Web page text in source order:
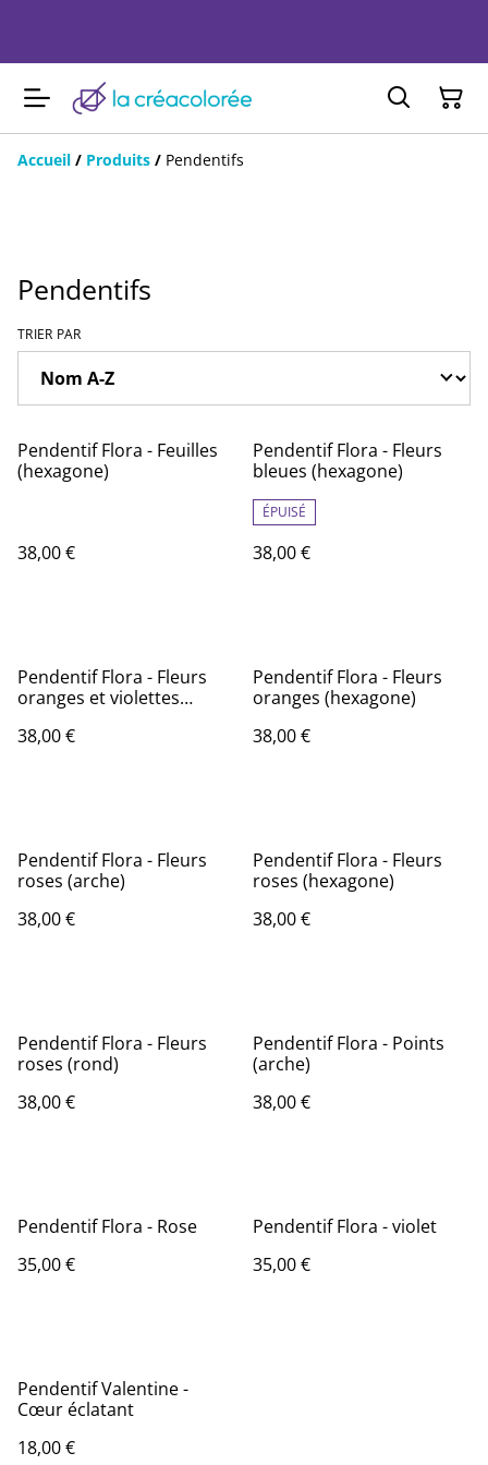
Accueil / Produits / Pendentifs
Pendentifs
TRIER PAR
Pendentif Flora - Feuilles
(hexagone)
38,00 €
Pendentif Flora - Fleurs
bleues (hexagone)
ÉPUISÉ
38,00 €
Pendentif Flora - Fleurs
oranges et violettes
38,00 €
Pendentif Flora - Fleurs
oranges (hexagone)
38,00 €
Pendentif Flora - Fleurs
roses (arche)
38,00 €
Pendentif Flora - Fleurs
roses (hexagone)
38,00 €
Pendentif Flora - Fleurs
roses (rond)
38,00 €
Pendentif Flora - Points
(arche)
38,00 €
Pendentif Flora - Rose
35,00 €
Pendentif Flora - violet
35,00 €
Pendentif Valentine -
Cœur éclatant
18,00 €